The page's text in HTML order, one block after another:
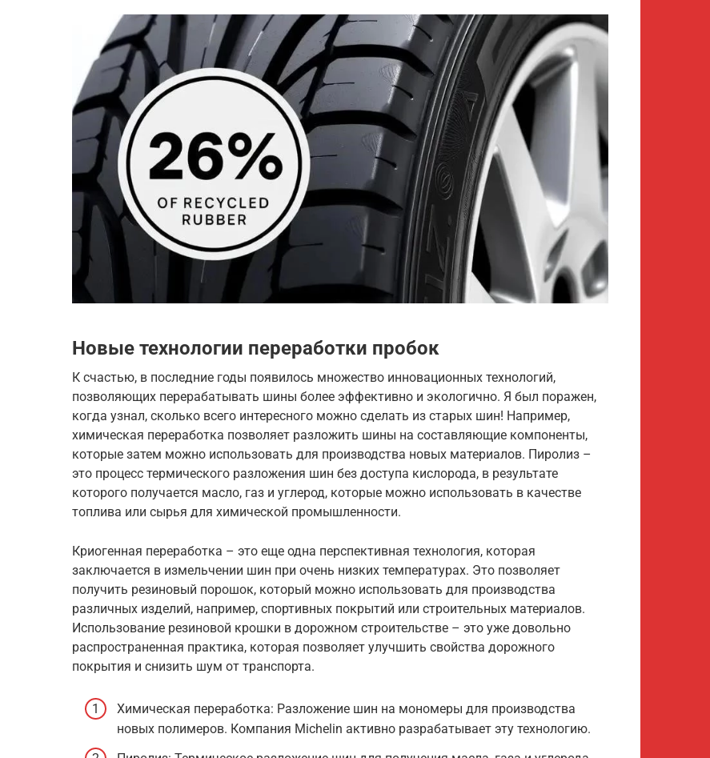
Новые технологии переработки пробок
К счастью, в последние годы появилось множество инновационных технологий,
позволяющих перерабатывать шины более эффективно и экологично. Я был поражен,
когда узнал, сколько всего интересного можно сделать из старых шин! Например,
химическая переработка позволяет разложить шины на составляющие компоненты,
которые затем можно использовать для производства новых материалов. Пиролиз –
это процесс термического разложения шин без доступа кислорода, в результате
которого получается масло, газ и углерод, которые можно использовать в качестве
топлива или сырья для химической промышленности.
Криогенная переработка – это еще одна перспективная технология, которая
заключается в измельчении шин при очень низких температурах. Это позволяет
получить резиновый порошок, который можно использовать для производства
различных изделий, например, спортивных покрытий или строительных материалов.
Использование резиновой крошки в дорожном строительстве – это уже довольно
распространенная практика, которая позволяет улучшить свойства дорожного
покрытия и снизить шум от транспорта.
Химическая переработка: Разложение шин на мономеры для производства
новых полимеров. Компания Michelin активно разрабатывает эту технологию.